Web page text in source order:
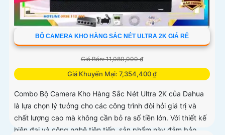
BỘ CAMERA KHO HÀNG SẮC NÉT ULTRA 2K GIÁ RẺ
Giá Bán: 11,080,000 ₫
Giá Khuyến Mại: 7,354,400 ₫
Combo Bộ Camera Kho Hàng Sắc Nét Ultra 2K của Dahua
là lựa chọn lý tưởng cho các công trình đòi hỏi giá trị và
chất lượng cao mà không cần bỏ ra số tiền lớn. Với thiết kế
hiện đại và công nghệ tiên tiến, sản phẩm này đảm bảo